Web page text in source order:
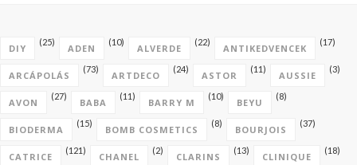
DIY
(25)
ADEN
(10)
ALVERDE
(22)
ANTIKEDVENCEK
(17)
ARCÁPOLÁS
(73)
ARTDECO
(24)
ASTOR
(11)
AUSSIE
(3)
AVON
(27)
BABA
(11)
BARRY M
(10)
BEYU
(8)
BIODERMA
(15)
BOMB COSMETICS
(8)
BOURJOIS
(37)
CATRICE
(121)
CHANEL
(2)
CLARINS
(13)
CLINIQUE
(18)